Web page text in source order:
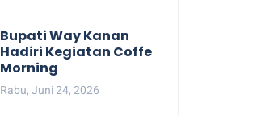
Bupati Way Kanan
Hadiri Kegiatan Coffe
Morning
Rabu, Juni 24, 2026